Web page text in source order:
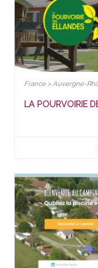
France > Auvergne-
LA POURVOIRIE